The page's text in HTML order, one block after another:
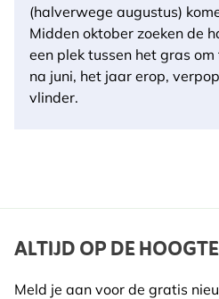
(halverwege augustus)
Midden oktober zoeken de
een plek tussen het gras
na juni, het jaar erop,
vlinder.
ALTIJD OP DE
Meld je aan voor de gratis